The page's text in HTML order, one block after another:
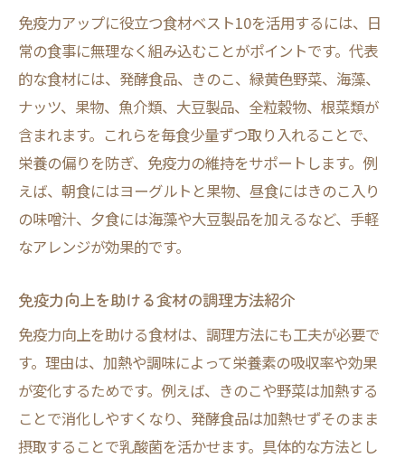
免疫力アップに役立つ食材ベスト10を活用するには、日
常の食事に無理なく組み込むことがポイントです。代表
的な食材には、発酵食品、きのこ、緑黄色野菜、海藻、
ナッツ、果物、魚介類、大豆製品、全粒穀物、根菜類が
含まれます。これらを毎食少量ずつ取り入れることで、
栄養の偏りを防ぎ、免疫力の維持をサポートします。例
えば、朝食にはヨーグルトと果物、昼食にはきのこ入り
の味噌汁、夕食には海藻や大豆製品を加えるなど、手軽
なアレンジが効果的です。
免疫力向上を助ける食材の調理方法紹介
免疫力向上を助ける食材は、調理方法にも工夫が必要で
す。理由は、加熱や調味によって栄養素の吸収率や効果
が変化するためです。例えば、きのこや野菜は加熱する
ことで消化しやすくなり、発酵食品は加熱せずそのまま
摂取することで乳酸菌を活かせます。具体的な方法とし